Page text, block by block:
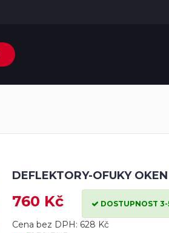
DEFLEKTORY-OFUKY
760 Kč DOSTUPNOST 3-
Cena bez DPH: 628 Kč